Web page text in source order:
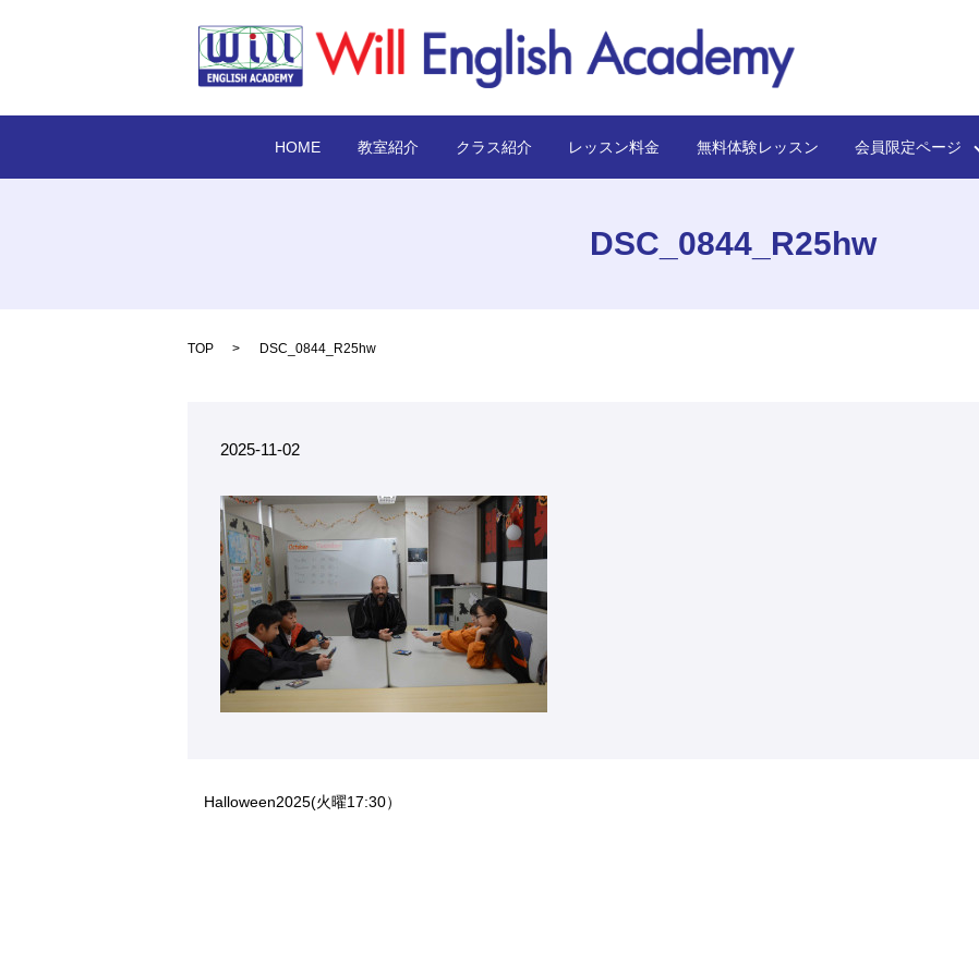
HOME 教室紹介 クラス紹介 レッスン料金 無料体験レッスン 会員限定ページ
DSC_0844_R25hw
TOP DSC_0844_R25hw
2025-11-02
Halloween2025(火曜17:30）